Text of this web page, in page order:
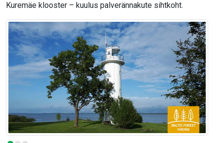
Kuremäe klooster – kuulus palverännakute sihtkoht.